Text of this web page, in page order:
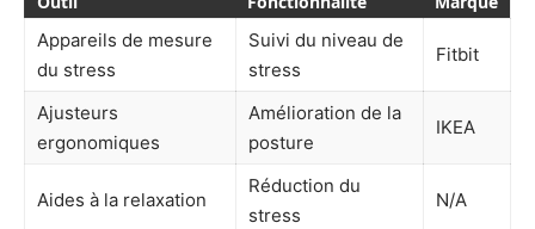
Appareils de mesure
du stress
Suivi du niveau de
stress
Fitbit
Ajusteurs
ergonomiques
Amélioration de la
posture
IKEA
Aides à la relaxation
Réduction du
stress
N/A